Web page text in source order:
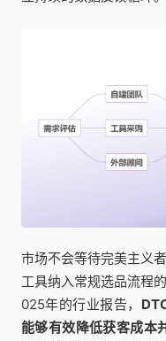
市场不会等待完美主义
工具纳入常规选品流程
025年的行业报告，
能够有效降低获客成本